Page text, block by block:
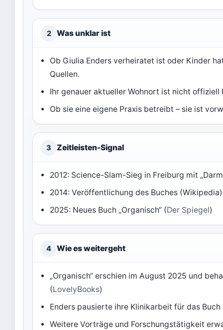
2 Was unklar ist
Ob Giulia Enders verheiratet ist oder Kinder
Quellen.
Ihr genauer aktueller Wohnort ist nicht
Ob sie eine eigene Praxis betreibt – sie ist
3 Zeitleisten-Signal
2012: Science-Slam-Sieg in Freiburg mit
2014: Veröffentlichung des Buches (Wikipedia)
2025: Neues Buch „Organisch“ (Der Spiegel)
4 Wie es weitergeht
„Organisch“ erschien im August 2025 und
(LovelyBooks)
Enders pausierte ihre Klinikarbeit für das
Weitere Vorträge und Forschungstätigkeit